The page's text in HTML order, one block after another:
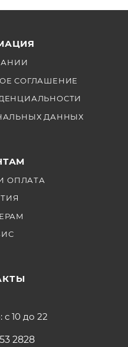
СОГЛАШЕНИЕ
ДАННЫХ
ОПЛАТА
10 до 22
2828